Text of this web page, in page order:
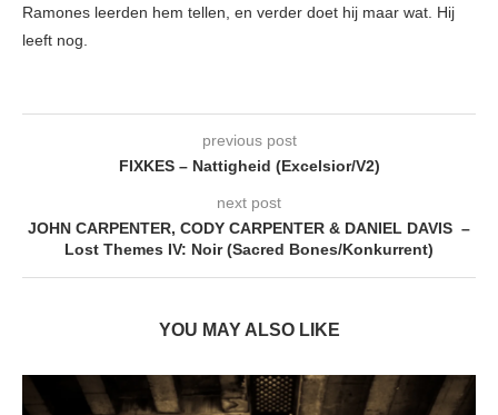
Ramones leerden hem tellen, en verder doet hij maar wat. Hij
leeft nog.
previous post
FIXKES – Nattigheid (Excelsior/V2)
next post
JOHN CARPENTER, CODY CARPENTER & DANIEL DAVIS –
Lost Themes IV: Noir (Sacred Bones/Konkurrent)
YOU MAY ALSO LIKE